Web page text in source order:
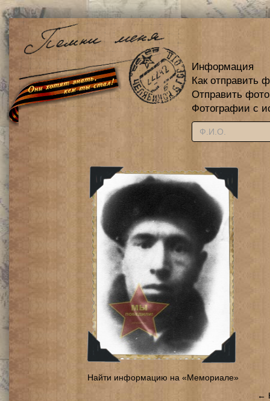
Информация
Как отправить
Отправить
Фотографии с
Найти информацию на «Мемориале»
←